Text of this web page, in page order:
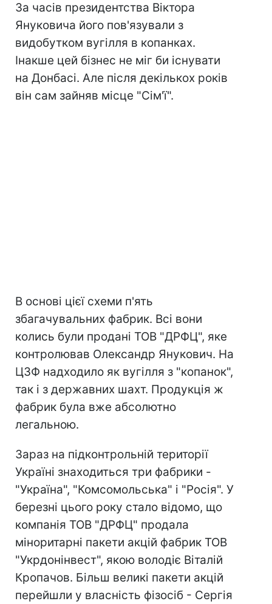
За часів президентства Віктора
Януковича його пов'язували з
видобутком вугілля в копанках.
Інакше цей бізнес не міг би існувати
на Донбасі. Але після декількох років
він сам зайняв місце "Сім'ї".
В основі цієї схеми п'ять
збагачувальних фабрик. Всі вони
колись були продані ТОВ "ДРФЦ", яке
контролював Олександр Янукович. На
ЦЗФ надходило як вугілля з "копанок",
так і з державних шахт. Продукція ж
фабрик була вже абсолютно
легальною.
Зараз на підконтрольній території
Україні знаходиться три фабрики -
"Україна", "Комсомольська" і "Росія". У
березні цього року стало відомо, що
компанія ТОВ "ДРФЦ" продала
міноритарні пакети акцій фабрик ТОВ
"Укрдонінвест", якою володіє Віталій
Кропачов. Більш великі пакети акцій
перейшли у власність фізосіб - Сергія